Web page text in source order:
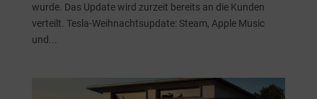
wurde. Das Update wird zurzeit bereits an die Kunden
verteilt. Tesla-Weihnachtsupdate: Steam, Apple Music
und...